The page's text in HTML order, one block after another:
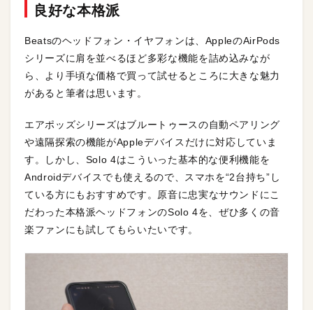
良好な本格派
Beatsのヘッドフォン・イヤフォンは、AppleのAirPods
シリーズに肩を並べるほど多彩な機能を詰め込みなが
ら、より手頃な価格で買って試せるところに大きな魅力
があると筆者は思います。
エアポッズシリーズはブルートゥースの自動ペアリング
や遠隔探索の機能がAppleデバイスだけに対応していま
す。しかし、Solo 4はこういった基本的な便利機能を
Androidデバイスでも使えるので、スマホを“2台持ち”し
ている方にもおすすめです。原音に忠実なサウンドにこ
だわった本格派ヘッドフォンのSolo 4を、ぜひ多くの音
楽ファンにも試してもらいたいです。